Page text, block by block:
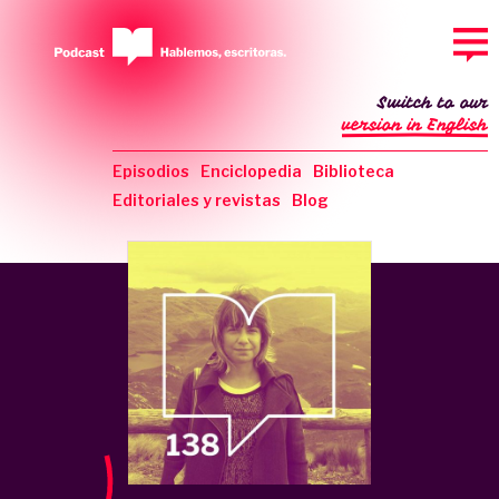
Episodios Enciclopedia
Biblioteca
Editoriales y revistas
Blog
Switch to our
version in English